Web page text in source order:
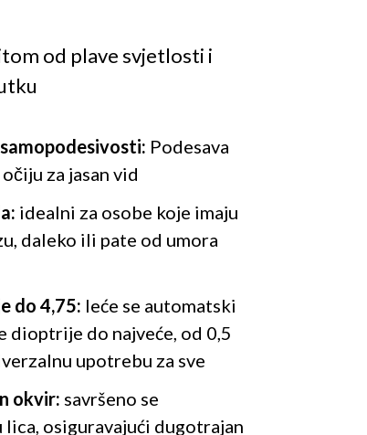
od plave svjetlosti i
Podesava
za jasan vid
idealni za osobe koje imaju
daleko ili pate od umora
do 4,75: leće se automatski
dioptrije do najveće, od 0,5
upotrebu za sve
okvir: savršeno se
osiguravajući dugotrajan